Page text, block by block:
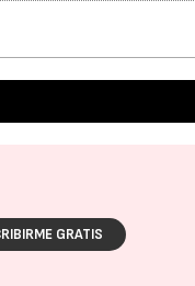
GRATIS